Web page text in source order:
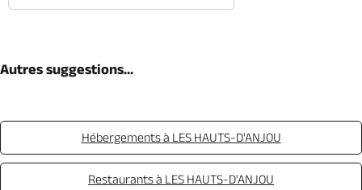
Autres suggestions...
Hébergements à LES HAUTS-D'ANJOU
Restaurants à LES HAUTS-D'ANJOU